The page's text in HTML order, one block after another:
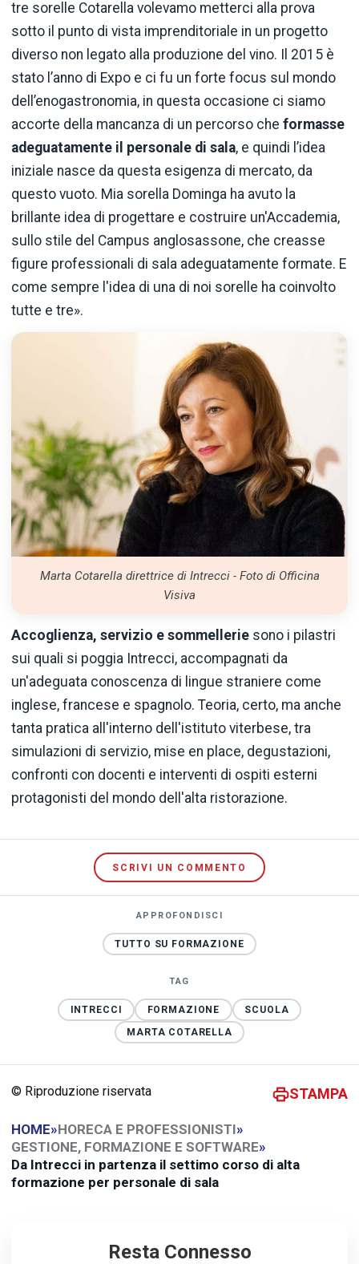
tre sorelle Cotarella volevamo metterci alla prova
sotto il punto di vista imprenditoriale in un progetto
diverso non legato alla produzione del vino. Il 2015 è
stato l’anno di Expo e ci fu un forte focus sul mondo
dell’enogastronomia, in questa occasione ci siamo
accorte della mancanza di un percorso che formasse
adeguatamente il personale di sala, e quindi l’idea
iniziale nasce da questa esigenza di mercato, da
questo vuoto. Mia sorella Dominga ha avuto la
brillante idea di progettare e costruire un'Accademia,
sullo stile del Campus anglosassone, che creasse
figure professionali di sala adeguatamente formate. E
come sempre l'idea di una di noi sorelle ha coinvolto
tutte e tre».
Marta Cotarella direttrice di Intrecci - Foto di Officina
Visiva
Accoglienza, servizio e sommellerie sono i pilastri
sui quali si poggia Intrecci, accompagnati da
un'adeguata conoscenza di lingue straniere come
inglese, francese e spagnolo. Teoria, certo, ma anche
tanta pratica all'interno dell'istituto viterbese, tra
simulazioni di servizio, mise en place, degustazioni,
confronti con docenti e interventi di ospiti esterni
protagonisti del mondo dell'alta ristorazione.
SCRIVI UN COMMENTO
APPROFONDISCI
TUTTO SU FORMAZIONE
TAG
INTRECCI FORMAZIONE
SCUOLA
MARTA COTARELLA
© Riproduzione riservata STAMPA
HOME»HORECA E PROFESSIONISTI»
GESTIONE, FORMAZIONE E SOFTWARE»
Da Intrecci in partenza il settimo corso di alta
formazione per personale di sala
Resta Connesso